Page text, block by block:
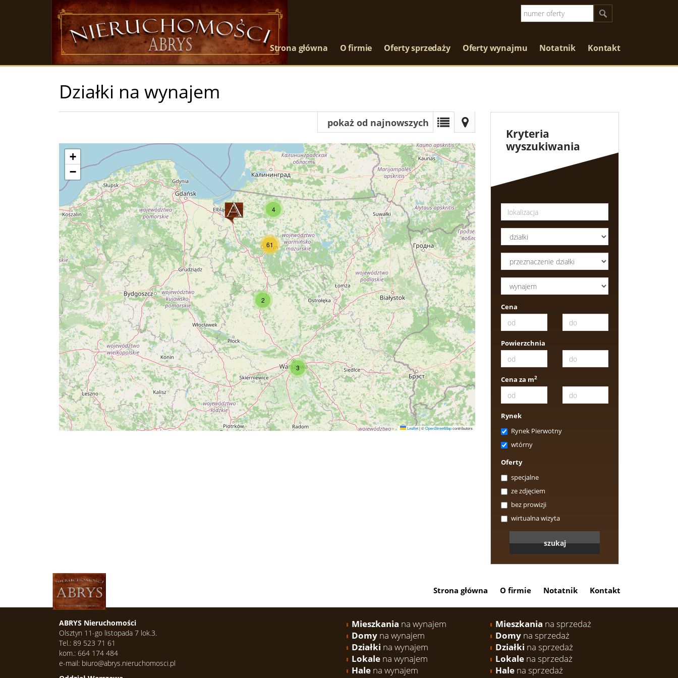
Strona główna O firmie Oferty sprzedaży Oferty wynajmu Notatnik Kontakt
Działki na wynajem
pokaż od najnowszych
3
4
2
61
+
−
Leaflet|©OpenStreetMapcontributors
Kryteria
wyszukiwania
Cena
Powierzchnia
Cena za m2
Rynek
Rynek Pierwotny
wtórny
Oferty
specjalne
ze zdjęciem
bez prowizji
wirtualna wizyta
Strona główna O firmie Notatnik Kontakt
ABRYS Nieruchomości
Olsztyn 11-go listopada 7 lok.3.
Tel.: 89 523 71 61
kom.: 664 174 484
e-mail: biuro@abrys.nieruchomosci.pl
Mieszkania na wynajem
Domy na wynajem
Działki na wynajem
Lokale na wynajem
Hale na wynajem
Mieszkania na sprzedaż
Domy na sprzedaż
Działki na sprzedaż
Lokale na sprzedaż
Hale na sprzedaż